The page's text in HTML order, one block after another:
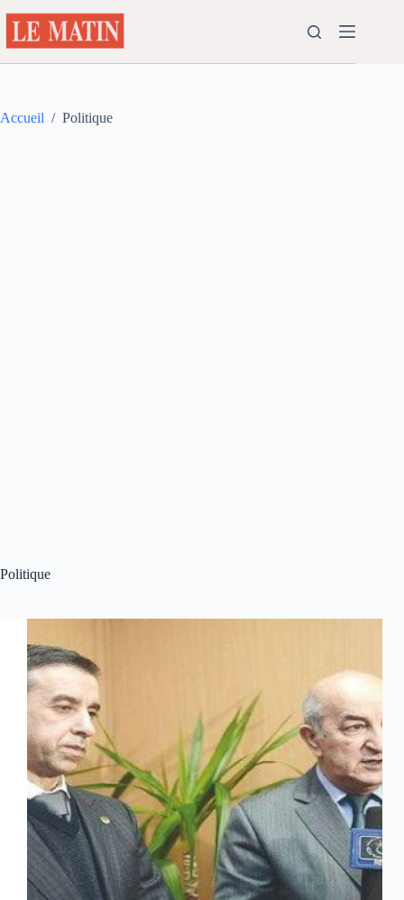
au
contenu
Accueil / Politique
Politique